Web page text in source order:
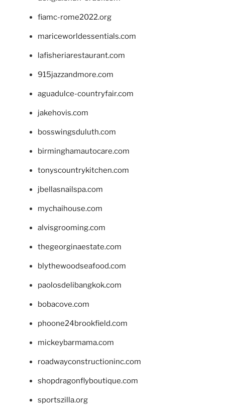
fiamc-rome2022.org
mariceworldessentials.com
lafisheriarestaurant.com
915jazzandmore.com
aguadulce-countryfair.com
jakehovis.com
bosswingsduluth.com
birminghamautocare.com
tonyscountrykitchen.com
jbellasnailspa.com
mychaihouse.com
alvisgrooming.com
thegeorginaestate.com
blythewoodseafood.com
paolosdelibangkok.com
bobacove.com
phoone24brookfield.com
mickeybarmama.com
roadwayconstructioninc.com
shopdragonflyboutique.com
sportszilla.org